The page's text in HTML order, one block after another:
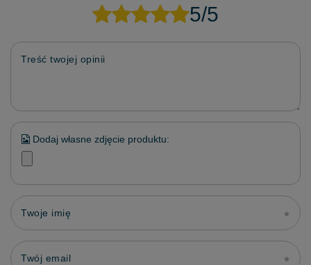
5/5
Treść twojej opinii
Dodaj własne zdjęcie produktu:
Twoje imię
Twój email